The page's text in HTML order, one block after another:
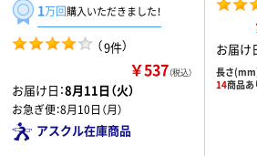
1万回購入いただきました！
（9件）
￥537（税込）
お届け日：8月11日（火）
お急ぎ便：8月10日（月）
アスクル在庫商品
お届け
長さ
14商品あ